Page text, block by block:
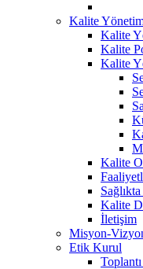
Kalite
Kalite
Kalite
Kalite
Kalite
Kalite
İletişim
Misyon-
Etik Kurul